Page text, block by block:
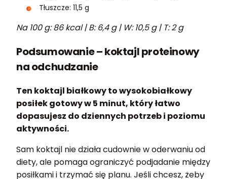
Tłuszcze: 11,5 g
Na 100 g: 86 kcal | B: 6,4 g | W: 10,5 g | T: 2 g
Podsumowanie – koktajl proteinowy
na odchudzanie
Ten koktajl białkowy to wysokobiałkowy
posiłek gotowy w 5 minut, który łatwo
dopasujesz do dziennych potrzeb i poziomu
aktywności.
Sam koktajl nie działa cudownie w oderwaniu od
diety, ale pomaga ograniczyć podjadanie między
posiłkami i trzymać się planu. Jeśli chcesz, żeby